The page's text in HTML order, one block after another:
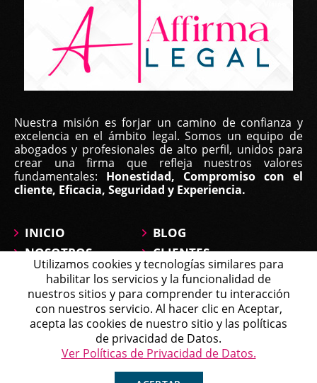
Nuestra misión es forjar un camino de confianza y
excelencia en el ámbito legal. Somos un equipo de
abogados y profesionales de alto perfil, unidos para
crear una firma que refleja nuestros valores
fundamentales: Honestidad, Compromiso con el
cliente, Eficacia, Seguridad y Experiencia.
INICIO
NOSOTROS
ÁREAS DE
PRÁCTICA
PREGUNTAS
BLOG
CLIENTES
CONTÁCTANOS
MAPA DEL SITIO
Política de Tratamiento de Datos
Copyright © 2026 Affirma Legal • Todos los derechos
Michell
Agente en Línea
Chatea ahora
Utilizamos cookies y tecnologías similares para
habilitar los servicios y la funcionalidad de
nuestros sitios y para comprender tu interacción
con nuestros servicio. Al hacer clic en Aceptar,
acepta las cookies de nuestro sitio y las políticas
de privacidad de Datos.
Ver Políticas de Privacidad de Datos.